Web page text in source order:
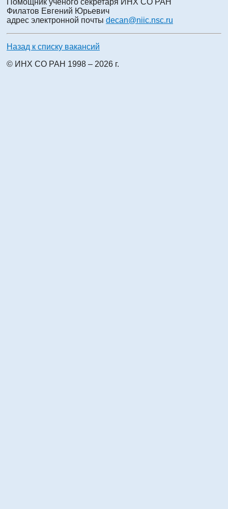
Филатов Евгений Юрьевич
адрес электронной почты decan@niic.nsc.ru
Назад к списку вакансий
© ИНХ СО РАН 1998 – 2026 г.